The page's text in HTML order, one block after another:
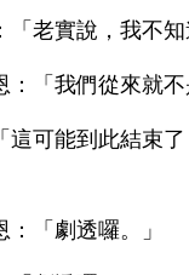
「老實說，我不
：「我們從來就不
這可能到此結束
「劇透囉。」